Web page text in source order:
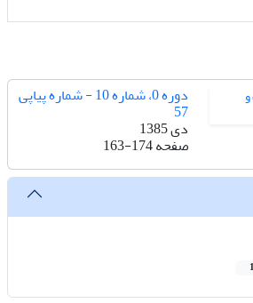
دوره 0، شماره 10 - شماره پیاپی
57
دی 1385
صفحه163-174